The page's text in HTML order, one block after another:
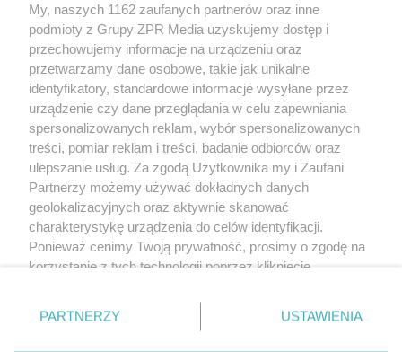
Żaden utwór zamieszczony w serwisie nie może być powielany i
rozpowszechniany lub dalej rozpowszechniany w jakikolwiek sposób (w
tym także elektroniczny lub mechaniczny) na jakimkolwiek polu
eksploatacji w jakiejkolwiek formie, włącznie z umieszczaniem w Internecie
bez pisemnej zgody właściciela praw. Jakiekolwiek użycie lub
wykorzystanie utworów w całości lub w części z naruszeniem prawa, tzn.
bez właściwej zgody, jest zabronione pod groźbą kary i może być ścigane
prawnie.
O nas
My, naszych 1162 zaufanych partnerów oraz inne
podmioty z Grupy ZPR Media uzyskujemy dostęp i
przechowujemy informacje na urządzeniu oraz
przetwarzamy dane osobowe, takie jak unikalne
identyfikatory, standardowe informacje wysyłane przez
urządzenie czy dane przeglądania w celu zapewniania
spersonalizowanych reklam, wybór spersonalizowanych
treści, pomiar reklam i treści, badanie odbiorców oraz
ulepszanie usług. Za zgodą Użytkownika my i Zaufani
Partnerzy możemy używać dokładnych danych
geolokalizacyjnych oraz aktywnie skanować
charakterystykę urządzenia do celów identyfikacji.
Ponieważ cenimy Twoją prywatność, prosimy o zgodę na
korzystanie z tych technologii poprzez kliknięcie
zmienić/wycofać klikając przycisk ustawień prywatności
znajdujący się w lewym dolnym rogu strony
rodzaje przetwarzania danych nie wymagają zgody
PARTNERZY USTAWIENIA